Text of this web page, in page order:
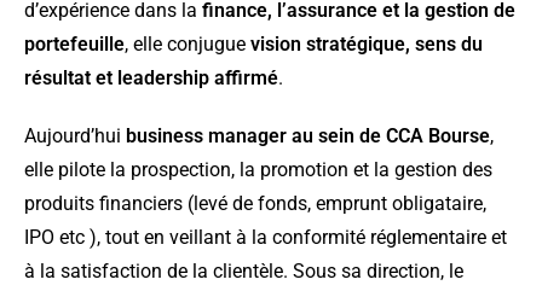
d’expérience dans la finance, l’assurance et la gestion de
portefeuille, elle conjugue vision stratégique, sens du
résultat et leadership affirmé.
Aujourd’hui business manager au sein de CCA Bourse,
elle pilote la prospection, la promotion et la gestion des
produits financiers (levé de fonds, emprunt obligataire,
IPO etc ), tout en veillant à la conformité réglementaire et
à la satisfaction de la clientèle. Sous sa direction, le